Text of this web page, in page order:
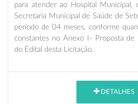
para atender ao Hospital Municipal,
Secretaria Municipal de Saúde de
período de 04 meses, conforme
constantes no Anexo I- Proposta de
do Edital desta Licitação.
DETALHES